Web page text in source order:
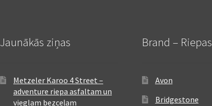
Jaunākās ziņas
Metzeler Karoo 4 Street –
adventure riepa asfaltam un
vieglam bezceļam
Brand – Riepas
Avon
Bridgestone